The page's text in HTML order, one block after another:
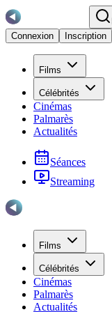
Connexion
Inscription
Films
Célébrités
Cinémas
Palmarès
Actualités
Séances
Streaming
Films
Célébrités
Cinémas
Palmarès
Actualités